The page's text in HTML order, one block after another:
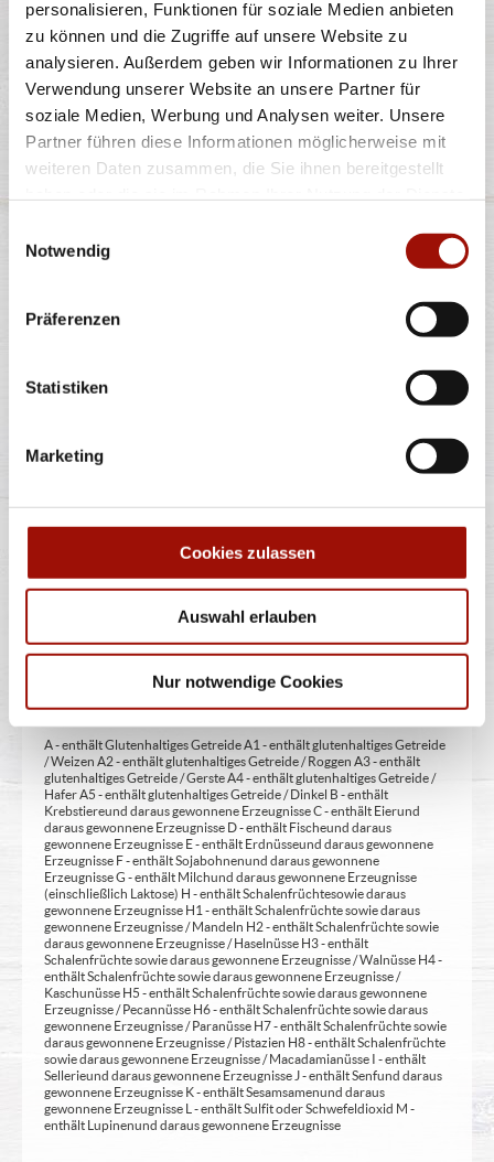
personalisieren, Funktionen für soziale Medien anbieten
zu können und die Zugriffe auf unsere Website zu
analysieren. Außerdem geben wir Informationen zu Ihrer
Verwendung unserer Website an unsere Partner für
soziale Medien, Werbung und Analysen weiter. Unsere
Partner führen diese Informationen möglicherweise mit
weiteren Daten zusammen, die Sie ihnen bereitgestellt
Notwendig
Präferenzen
Statistiken
Marketing
Cookies zulassen
Auswahl erlauben
Nur notwendige Cookies
12,99 €
Angaben und können durch die Zubereitung geringfügig variieren.
Verwendete Abbildungen können von den tatsächlich gelieferten
* Weitere Produktinformationen zu vorverpackten Lebensmitteln
finden Sie unter www.pizzamax.de/produktinformationen
Zusatzstoffe:
Antioxidationsmittel 4 - mit Geschmacksverstärker 5 - geschwefelt 6 -
geschwärzt 7 - gewachst 8 - mit Phosphat/en (bei Fleischerzeugnissen)
zur Angabe 13 - enthält eine Phenylalaninquelle (zusätzlich zur Angabe
14 - kann bei übermäßigem Verzehr abführend wirken (zusätzlich zur
Angabe 15 - unter Schutzatmosphäre verpackt 16 - chininhaltig 17 -
koffeinhaltig 18 - mit Milcheiweiß (bei Fleischerzeugnissen) 19 - mit
Säuerungsmitteln 20 - mit Taurin 21 - kann Aktivität und
Aufmerksamkeit bei Kindern beeinträchtigen (bei Azo-Farbstoffen) 22
- mit Sauerstoff, unter Hochdruck, farbstabilisierend (bei Frischfleisch)
23 - mit Nitritpökelsalz 24 - enthält Alkohol 25 - mit Stabilisatoren 26 -
mit Verdickunsmittel
Allergene:
A - enthält Glutenhaltiges Getreide A1 - enthält glutenhaltiges Getreide
/ Weizen A2 - enthält glutenhaltiges Getreide / Roggen A3 - enthält
glutenhaltiges Getreide / Gerste A4 - enthält glutenhaltiges Getreide /
Hafer A5 - enthält glutenhaltiges Getreide / Dinkel B - enthält
Krebstiere und daraus gewonnene Erzeugnisse C - enthält Eier und
daraus gewonnene Erzeugnisse D - enthält Fische und daraus
gewonnene Erzeugnisse E - enthält Erdnüsse und daraus gewonnene
Erzeugnisse F - enthält Sojabohnen und daraus gewonnene
Erzeugnisse G - enthält Milch und daraus gewonnene Erzeugnisse
(einschließlich Laktose) H - enthält Schalenfrüchte sowie daraus
gewonnene Erzeugnisse H1 - enthält Schalenfrüchte sowie daraus
gewonnene Erzeugnisse / Mandeln H2 - enthält Schalenfrüchte sowie
daraus gewonnene Erzeugnisse / Haselnüsse H3 - enthält
Schalenfrüchte sowie daraus gewonnene Erzeugnisse / Walnüsse H4 -
enthält Schalenfrüchte sowie daraus gewonnene Erzeugnisse /
Kaschunüsse H5 - enthält Schalenfrüchte sowie daraus gewonnene
Erzeugnisse / Pecannüsse H6 - enthält Schalenfrüchte sowie daraus
gewonnene Erzeugnisse / Paranüsse H7 - enthält Schalenfrüchte sowie
daraus gewonnene Erzeugnisse / Pistazien H8 - enthält Schalenfrüchte
sowie daraus gewonnene Erzeugnisse / Macadamianüsse I - enthält
Sellerie und daraus gewonnene Erzeugnisse J - enthält Senf und daraus
gewonnene Erzeugnisse K - enthält Sesamsamen und daraus
gewonnene Erzeugnisse L - enthält Sulfit oder Schwefeldioxid M -
enthält Lupinen und daraus gewonnene Erzeugnisse